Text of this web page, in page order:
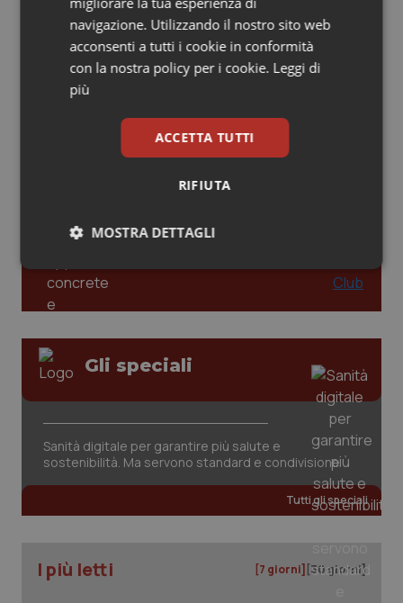
Provincia Autonoma di Trento
Puglia
Sardegna
Valle D’Aosta
Veneto
Ipertensione & Scompenso
Malattie rare
Malattia di Crohn & Rettocolite Ulcerosa
Oncodermatologia
Oncoematologia
Oncologia & Nutrizione
Psoriasi & pelle
Leadership Medica 2026: guidare team
clinici ad alte prestazioni
AI e telemedicina nello studio
uso protetto
Gli speciali
Sanità digitale per garantire più salute e
sostenibilità. Ma servono standard e condivisione
Tutti gli speciali
I più letti [7 giorni] [30 giorni]
navigazione. Utilizzando il nostro sito web
acconsenti a tutti i cookie in conformità
con la nostra policy per i cookie. Leggi di
più
ACCETTA TUTTI
RIFIUTA
MOSTRA DETTAGLI
Necessari Statistici Marketing
sito web abilitandone funzionalità di base quali la
navigazione sulle pagine e l'accesso alle aree
funzionare correttamente senza questi cookie.
Nome
Fornitore/Dominio